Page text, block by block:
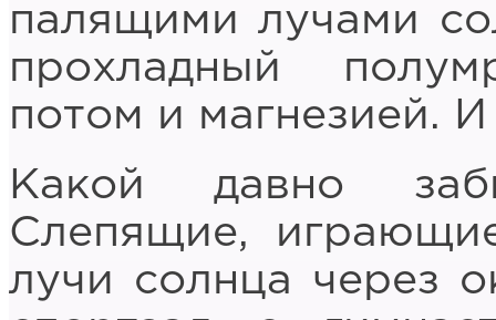
палящими лучами
прохладный
потом и магнезией.
Какой давно
Слепящие,
лучи солнца через